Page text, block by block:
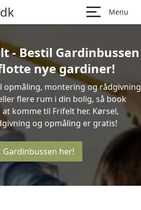
Menu
- Bestil Gardinbussen
nye gardiner!
montering og rådgivning
flere rum i din bolig, så book
komme til Frifelt her. Kørsel,
og opmåling er gratis!
Gardinbussen her!